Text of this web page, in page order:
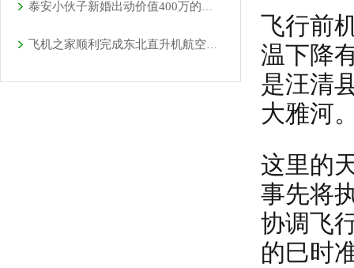
泰安小伙子新婚出动价值400万的直升机助阵
飞机之家顺利完成东北直升机航空测绘
飞行前
温下降
是汪清
大雅河
这里的
事先将
协调飞
的巳时